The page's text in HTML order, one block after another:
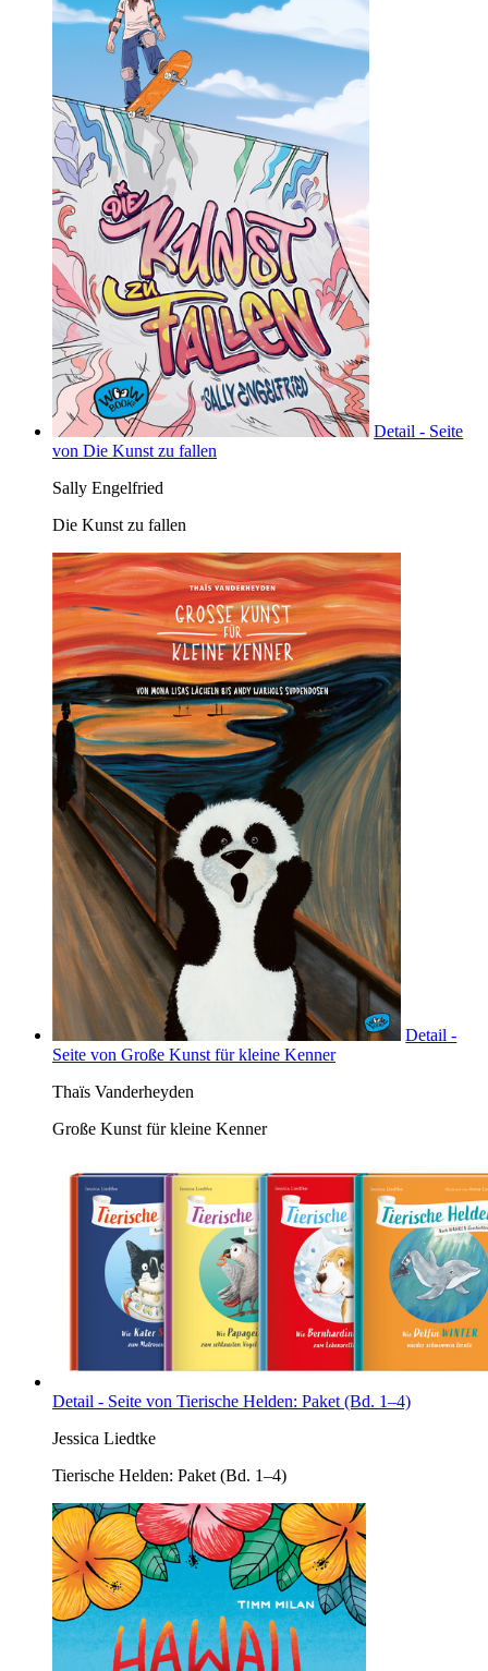
Detail - Seite
von Die Kunst zu fallen
Sally Engelfried
Die Kunst zu fallen
Detail -
Seite von Große Kunst für kleine Kenner
Thaïs Vanderheyden
Große Kunst für kleine Kenner
Detail - Seite von Tierische Helden: Paket (Bd. 1–4)
Jessica Liedtke
Tierische Helden: Paket (Bd. 1–4)